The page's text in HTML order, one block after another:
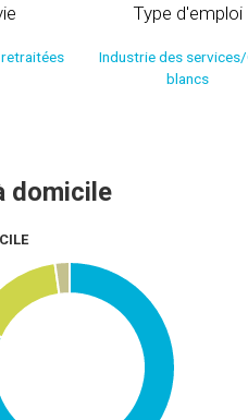
Type d'emploi
Industrie des
blancs
domicile